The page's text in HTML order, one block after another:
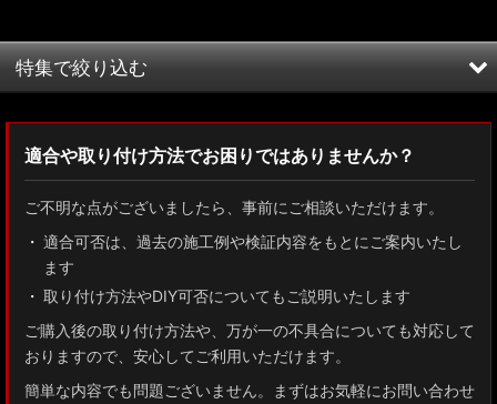
並び順:
特集で絞り込む
ZN8 GR86
GUN125 ハイラックス
AXUH80/85 MXUA80/85 ハリアー
ZSU60 ハリアー
適合や取り付け方法でお困りではありませんか？
ご不明な点がございましたら、事前にご相談いただけます。
適合可否は、過去の施工例や検証内容をもとにご案内いたし
ます
取り付け方法やDIY可否についてもご説明いたします
ご購入後の取り付け方法や、万が一の不具合についても対応して
おりますので、安心してご利用いただけます。
簡単な内容でも問題ございません。まずはお気軽にお問い合わせ